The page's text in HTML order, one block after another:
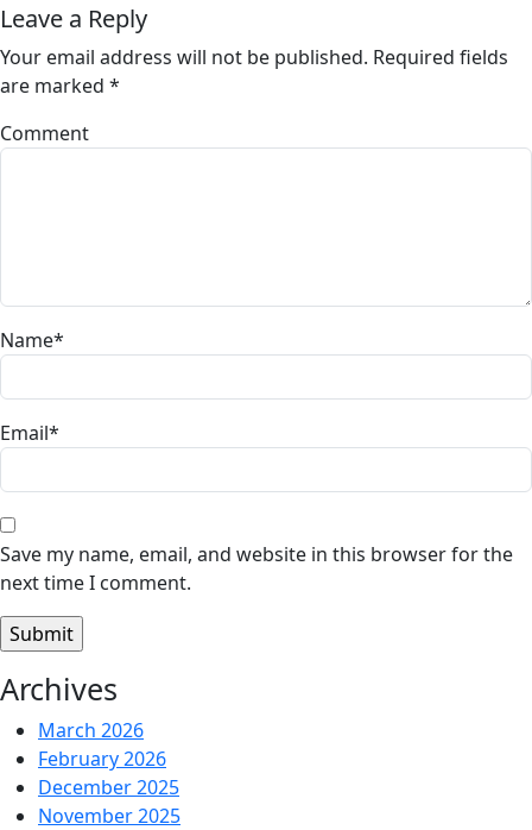
Leave a Reply
Your email address will not be published. Required fields
are marked *
Comment
Name*
Email*
Save my name, email, and website in this browser for the
next time I comment.
Archives
March 2026
February 2026
December 2025
November 2025